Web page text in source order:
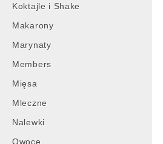
Koktajle i Shake
Makarony
Marynaty
Members
Mięsa
Mleczne
Nalewki
Owoce